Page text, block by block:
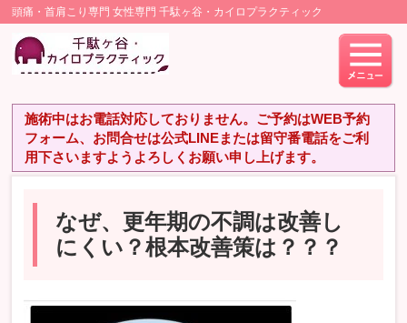
頭痛・首肩こり専門 女性専門 千駄ヶ谷・カイロプラクティック
施術中はお電話対応しておりません。ご予約はWEB予約
フォーム、お問合せは公式LINEまたは留守番電話をご利
用下さいますようよろしくお願い申し上げます。
なぜ、更年期の不調は改善し
にくい？根本改善策は？？？